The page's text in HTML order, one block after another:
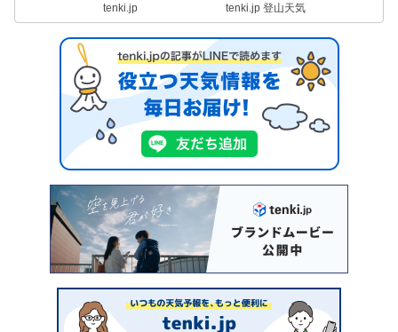
tenki.jp tenki.jp 登山天気